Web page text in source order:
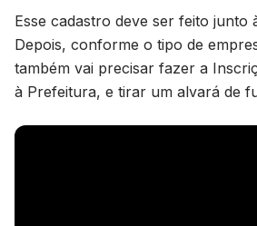
Esse cadastro deve ser feito junto
Depois, conforme o tipo de
também vai precisar fazer a
à Prefeitura, e tirar um alvará de